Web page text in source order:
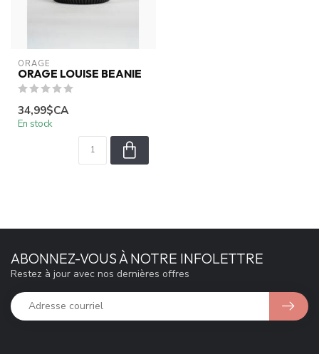
ORAGE
ORAGE LOUISE BEANIE
34,99$CA
En stock
ABONNEZ-VOUS À NOTRE INFOLETTRE
Restez à jour avec nos dernières offres